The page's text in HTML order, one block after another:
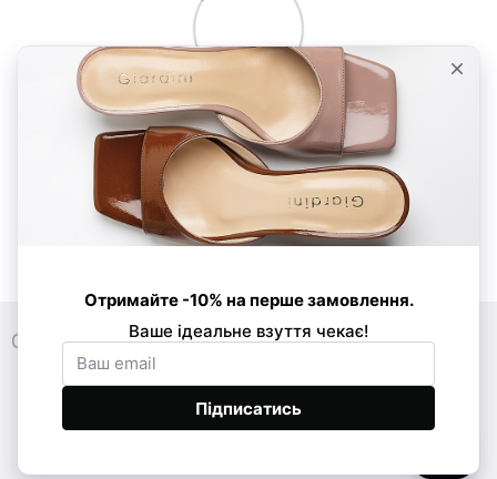
0 800 33 86 01 089 520-24-16 068 877-03-53
Контакти
Повна версія сайту